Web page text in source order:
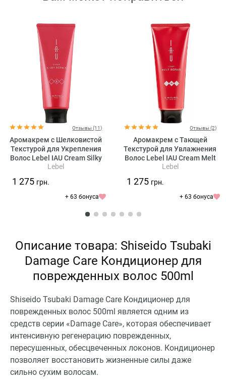
Отзывы (11)
Аромакрем с Шелковистой
Текстурой для Укрепления
Волос Lebel IAU Cream Silky
Repair
Lebel
1 275 грн.
+ 63 бонуса
Отзывы (2)
Аромакрем с Тающей
Текстурой для Увлажнения
Волос Lebel IAU Cream Melt
Repair
Lebel
1 275 грн.
+ 63 бонуса
Описание товара: Shiseido Tsubaki
Damage Care Кондиционер для
поврежденных волос 500ml
Shiseido Tsubaki Damage Care Кондиционер для
поврежденных волос 500ml является одним из
средств серии «Damage Care», которая обеспечивает
интенсивную регенерацию поврежденных,
пересушенных, обесцвеченных локонов. Кондиционер
позволяет восстановить жизненные силы даже
сильно сухим волосам.